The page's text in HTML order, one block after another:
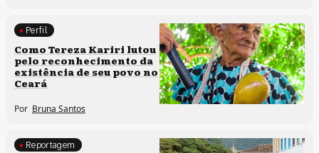
Comunidades tradicionais
Perfil
Como Tereza Kariri lutou
pelo reconhecimento da
existência de seu povo no
Ceará
Por Bruna Santos
Reportagem